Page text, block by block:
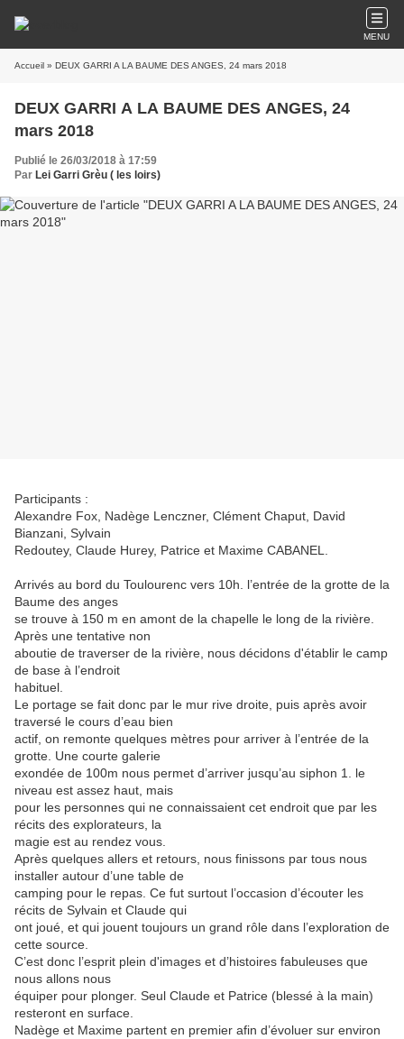
MENU
Accueil » DEUX GARRI A LA BAUME DES ANGES, 24 mars 2018
DEUX GARRI A LA BAUME DES ANGES, 24
mars 2018
Publié le 26/03/2018 à 17:59
Par Lei Garri Grèu ( les loirs)
Participants :
Alexandre Fox, Nadège Lenczner, Clément Chaput, David
Bianzani, Sylvain
Redoutey, Claude Hurey, Patrice et Maxime CABANEL.
Arrivés au bord du Toulourenc vers 10h. l’entrée de la grotte de la
Baume des anges
se trouve à 150 m en amont de la chapelle le long de la rivière.
Après une tentative non
aboutie de traverser de la rivière, nous décidons d'établir le camp
de base à l’endroit
habituel.
Le portage se fait donc par le mur rive droite, puis après avoir
traversé le cours d’eau bien
actif, on remonte quelques mètres pour arriver à l’entrée de la
grotte. Une courte galerie
exondée de 100m nous permet d’arriver jusqu’au siphon 1. le
niveau est assez haut, mais
pour les personnes qui ne connaissaient cet endroit que par les
récits des explorateurs, la
magie est au rendez vous.
Après quelques allers et retours, nous finissons par tous nous
installer autour d’une table de
camping pour le repas. Ce fut surtout l’occasion d’écouter les
récits de Sylvain et Claude qui
ont joué, et qui jouent toujours un grand rôle dans l’exploration de
cette source.
C’est donc l’esprit plein d'images et d’histoires fabuleuses que
nous allons nous
équiper pour plonger. Seul Claude et Patrice (blessé à la main)
resteront en surface.
Nadège et Maxime partent en premier afin d’évoluer sur environ